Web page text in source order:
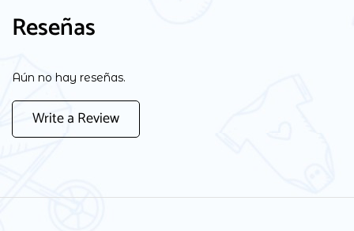
Reseñas
Aún no hay reseñas.
Write a Review